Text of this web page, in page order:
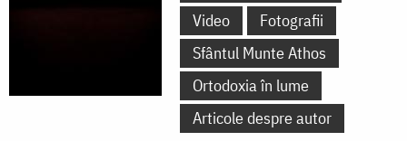
Video
Fotografii
Sfântul Munte Athos
Ortodoxia în lume
Articole despre autor